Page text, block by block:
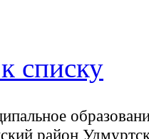
списку
район